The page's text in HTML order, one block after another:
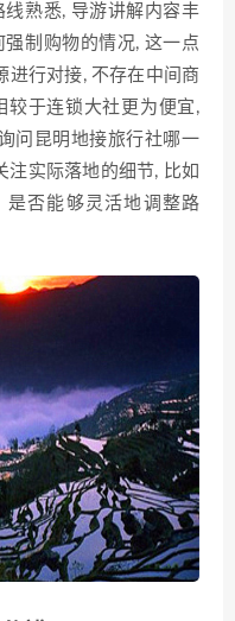
熟悉, 导游讲解内容丰
制购物的情况, 这一点
进行对接, 不存在中间商
较于连锁大社更为便宜,
问昆明地接旅行社哪一
注实际落地的细节, 比如
是否能够灵活地调整路